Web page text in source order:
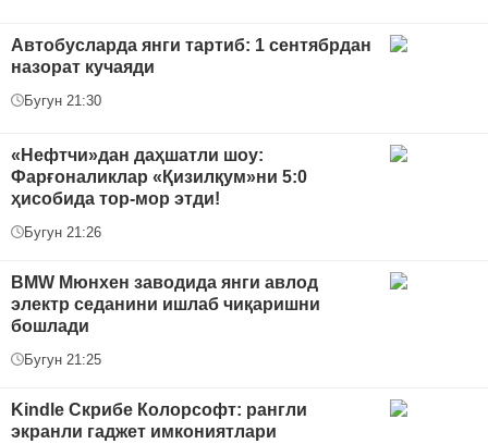
Автобусларда янги тартиб: 1 сентябрдан
назорат кучаяди
Бугун 21:30
«Нефтчи»дан даҳшатли шоу:
Фарғоналиклар «Қизилқум»ни 5:0
ҳисобида тор-мор этди!
Бугун 21:26
BMW Mюнхен заводида янги авлод
электр седанини ишлаб чиқаришни
бошлади
Бугун 21:25
Kindle Скрибе Колорсофт: рангли
экранли гаджет имкониятлари